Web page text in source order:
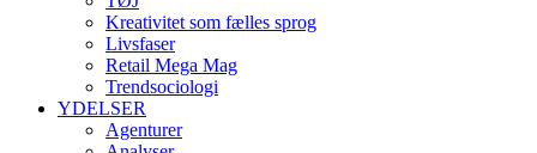
Kreativitet som fælles sprog
Livsfaser
Retail Mega Mag
Trendsociologi
YDELSER
Agenturer